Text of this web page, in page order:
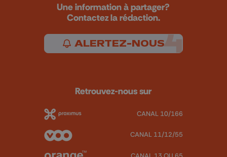
Une information à partager?
Contactez la rédaction.
ALERTEZ-NOUS
Retrouvez-nous sur
CANAL 10/166
CANAL 11/12/55